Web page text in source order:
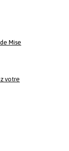
Mise
votre